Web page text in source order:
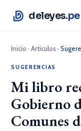
deleyes.pe
Inicio ·Artículos ·
SUGERENCIAS
Mi libro
Gobierno
Comunes